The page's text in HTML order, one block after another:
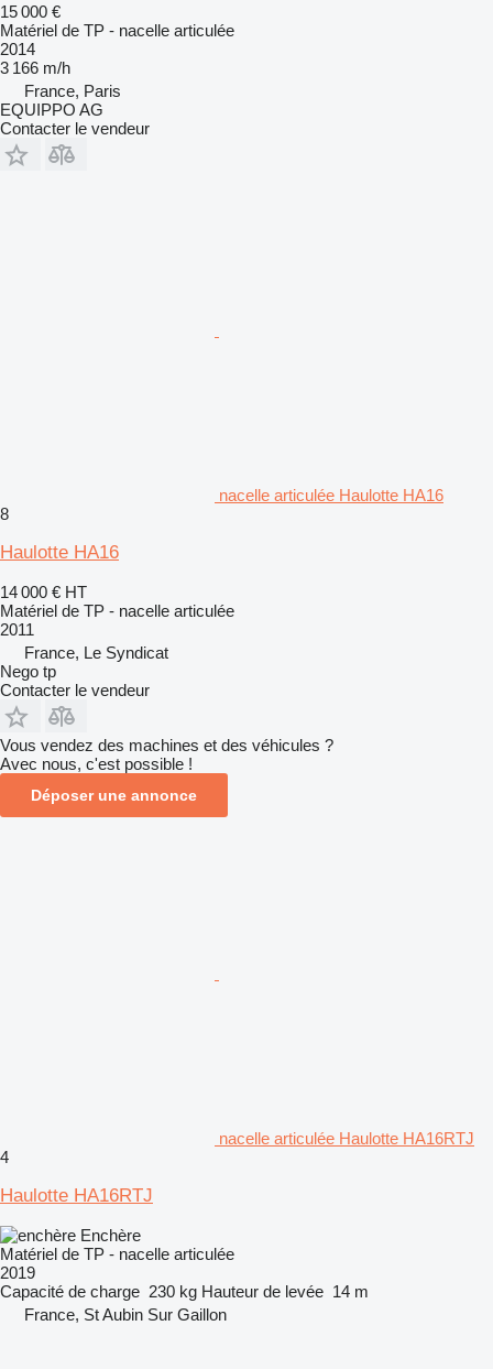
15 000 €
Matériel de TP - nacelle articulée
2014
3 166 m/h
France, Paris
EQUIPPO AG
Contacter le vendeur
nacelle articulée Haulotte HA16
8
Haulotte HA16
14 000 € HT
Matériel de TP - nacelle articulée
2011
France, Le Syndicat
Nego tp
Contacter le vendeur
Vous vendez des machines et des véhicules ?
Avec nous, c'est possible !
Déposer une annonce
nacelle articulée Haulotte HA16RTJ
4
Haulotte HA16RTJ
Enchère
Matériel de TP - nacelle articulée
2019
Capacité de charge 230 kg Hauteur de levée 14 m
France, St Aubin Sur Gaillon